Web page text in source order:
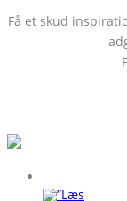
Få et skud